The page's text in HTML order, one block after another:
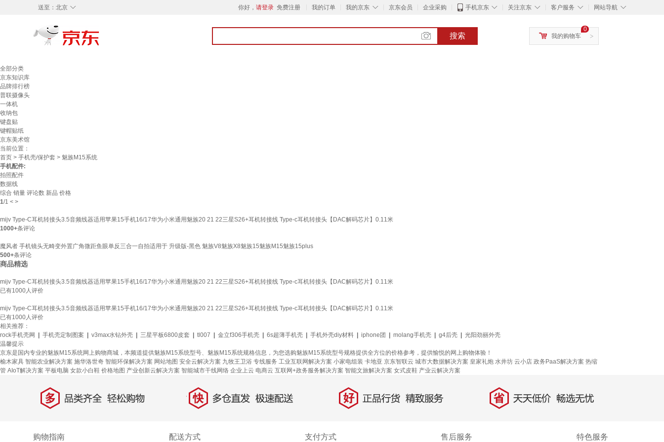
◇
送至： 北京 你好， 请登录 免费注册 我的订单 ◇
我的京东 京东会员 企业采购 ◇
手机京东 ◇
关注京东 ◇
客户服务 ◇
网站导航
搜索 >
0
我的购物车
全部分类
京东知识库
品牌排行榜
普联摄像头
一体机
收纳包
键盘贴
键帽贴纸
京东美术馆
当前位置：
首页 > 手机壳/保护套 > 魅族M15系统
手机配件:
拍照配件
数据线
综合 销量 评论数 新品 价格
1/1 < >
mijv Type-C耳机转接头3.5音频线器适用苹果15手机16/17华为小米通用魅族20 21 22三星S26+耳机转接线 Type-c耳机转接头【DAC解码芯片】0.11米
1000+条评论
魔风者 手机镜头无畸变外置广角微距鱼眼单反三合一自拍适用于 升级版-黑色 魅族V8魅族X8魅族15魅族M15魅族15plus
500+条评论
商品精选
mijv Type-C耳机转接头3.5音频线器适用苹果15手机16/17华为小米通用魅族20 21 22三星S26+耳机转接线 Type-c耳机转接头【DAC解码芯片】0.11米
已有1000人评价
mijv Type-C耳机转接头3.5音频线器适用苹果15手机16/17华为小米通用魅族20 21 22三星S26+耳机转接线 Type-c耳机转接头【DAC解码芯片】0.11米
已有1000人评价
相关推荐：
rock手机壳网
手机壳定制图案 v3max水钻外壳 三星平板6800皮套 tl007 金立f306手机壳 6s超薄手机壳 手机外壳diy材料 iphone团 molang手机壳 g4后壳
光阳劲丽外壳
温馨提示
京东是国内专业的魅族M15系统网上购物商城，本频道提供魅族M15系统型号、魅族M15系统规格信息，为您选购魅族M15系统型号规格提供全方位的价格参考，提供愉悦的网上购物体验！
榆木家具 智能农业解决方案 施华洛世奇 智能环保解决方案 网站地图 安全云解决方案 九牧王卫浴 专线服务 工业互联网解决方案 小家电组装 卡地亚 京东智联云 城市大数据解决方案 皇家礼炮 水井坊 云小店 政务PaaS解决方案 热缩
管 AIoT解决方案 平板电脑 女款小白鞋 价格地图 产业创新云解决方案 智能城市干线网络 企业上云 电商云 互联网+政务服务解决方案 智能文旅解决方案 女式皮鞋 产业云解决方案
多 品类齐全，轻松购物 快 多仓直发，极速配送 好 正品行货，精致服务 省 天天低价，畅选无忧
购物指南 配送方式 支付方式 售后服务 特色服务